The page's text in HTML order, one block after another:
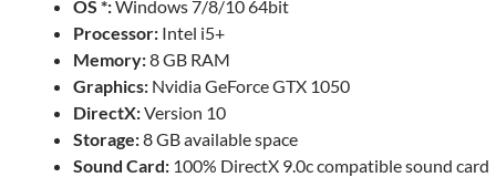
OS *:Windows 7/8/10 64bit
Processor: Intel i5+
Memory:8 GB RAM
Graphics: Nvidia GeForce GTX 1050
DirectX:Version 10
Storage:8 GB available space
Sound Card: 100% DirectX 9.0c compatible sound card